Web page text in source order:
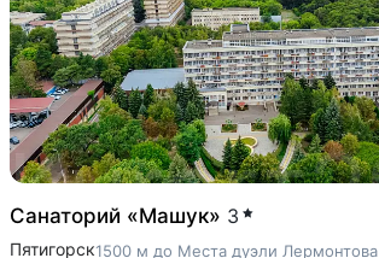
Санаторий «Машук» 3
Пятигорск1500 м до Места дуэли Лермонтова